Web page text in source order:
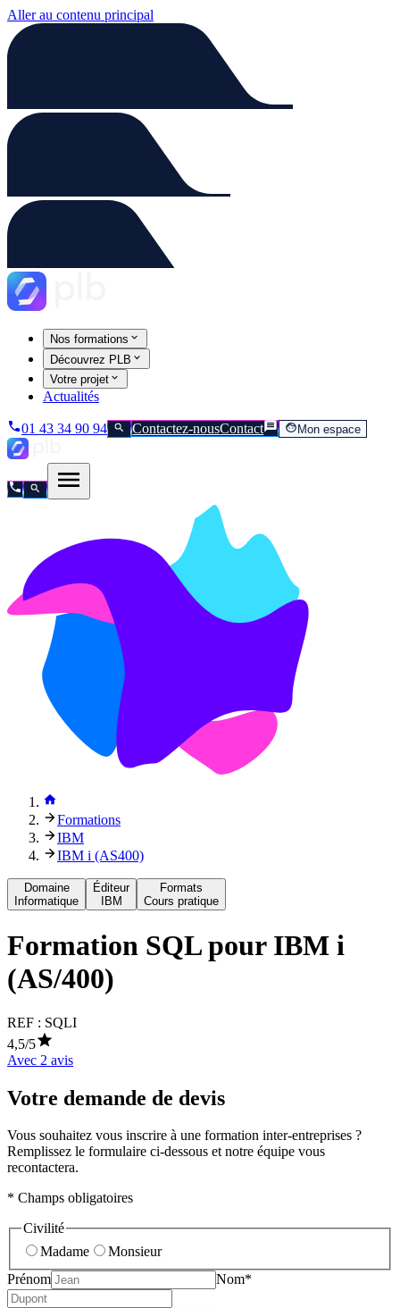
Aller au contenu principal
Nos formations
Découvrez PLB
Votre projet
Actualités
01 43 34 90 94 Contactez-nousContact Mon espace
Formations
IBM
IBM i (AS400)
Domaine
Informatique
Éditeur
IBM
Formats
Cours pratique
Formation SQL pour IBM i
(AS/400)
REF : SQLI
4,5/5
Avec 2 avis
Votre demande de devis
Vous souhaitez vous inscrire à une formation inter-entreprises ?
Remplissez le formulaire ci-dessous et notre équipe vous
recontactera.
* Champs obligatoires
Civilité
Madame
Monsieur
Prénom
Nom*